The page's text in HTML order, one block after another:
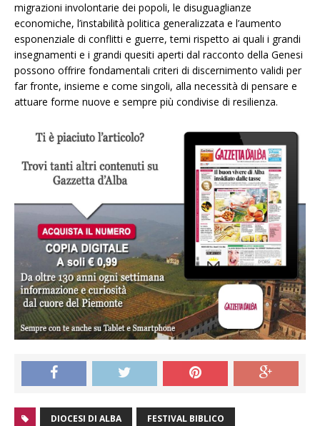
migrazioni involontarie dei popoli, le disuguaglianze
economiche, l’instabilità politica generalizzata e l’aumento
esponenziale di conflitti e guerre, temi rispetto ai quali i grandi
insegnamenti e i grandi quesiti aperti dal racconto della Genesi
possono offrire fondamentali criteri di discernimento validi per
far fronte, insieme e come singoli, alla necessità di pensare e
attuare forme nuove e sempre più condivise di resilienza.
DIOCESI DI ALBA FESTIVAL BIBLICO